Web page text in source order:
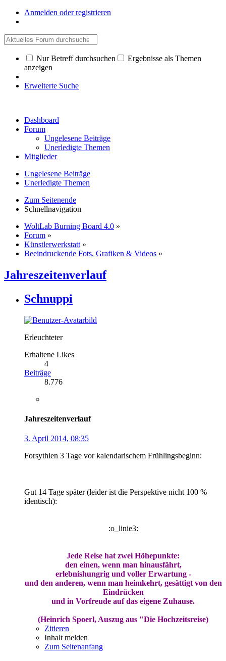
Anmelden oder registrieren
Nur Betreff durchsuchen
Ergebnisse als Themen
anzeigen
Erweiterte Suche
Dashboard
Forum
Ungelesene Beiträge
Unerledigte Themen
Mitglieder
Ungelesene Beiträge
Unerledigte Themen
Zum Seitenende
Schnellnavigation
WoltLab Burning Board 4.0 »
Forum »
Künstlerwerkstatt »
Beeindruckende Fots, Grafiken & Videos »
Jahreszeitenverlauf
Schnuppi
Erleuchteter
Erhaltene Likes
4
Beiträge
8.776
Jahreszeitenverlauf
3. April 2014, 08:35
Forsythien 3 Tage vor kalendarischem Frühlingsbeginn:
Gut 14 Tage später (leider ist die Perspektive nicht 100 %
identisch):
:o_linie3:
Jede Reise hat zwei Höhepunkte:
den einen, wenn man hinausfährt,
erlebnishungrig und voller Erwartung -
und den anderen, wenn man heimkehrt, gesättigt von den
Eindrücken
und in Vorfreude auf das eigene Zuhause.
(Heinrich Spoerl, Auszug aus "Die Hochzeitsreise)
Zitieren
Inhalt melden
Zum Seitenanfang